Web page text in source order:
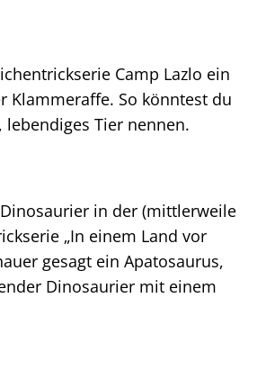
Camp Lazlo ein
Klammeraffe. So könntest du
lebendiges Tier nennen.
in der (mittlerweile
„In einem Land vor
gesagt ein Apatosaurus,
Dinosaurier mit einem